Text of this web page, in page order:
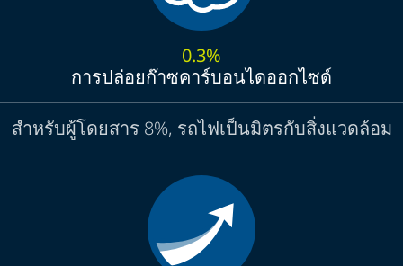
0.3%
การปล่อยก๊าซคาร์บอนไดออกไซด์
สำหรับผู้โดยสาร 8%, รถไฟเป็นมิตรกับสิ่งแวดล้อม